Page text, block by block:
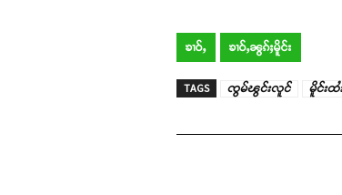
ၶၢဝ်ႇ ၶၢဝ်ႇၼွၵ်ႈမိူင်း
TAGS ၸွမ်ၽွင်းလူင် မိူင်းထႆ